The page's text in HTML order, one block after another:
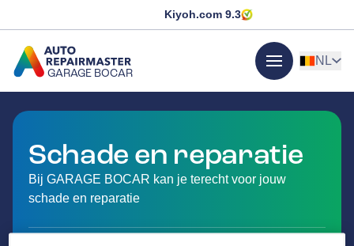
Kiyoh.com 9.3
GARAGE BOCAR menu
NL
Schade en reparatie
Bij GARAGE BOCAR kan je terecht voor jouw
schade en reparatie